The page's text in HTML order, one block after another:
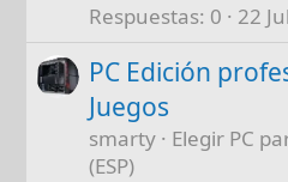
Respuestas 0 22
PC Edición
Juegos
smarty
Elegir PC
(ESP)